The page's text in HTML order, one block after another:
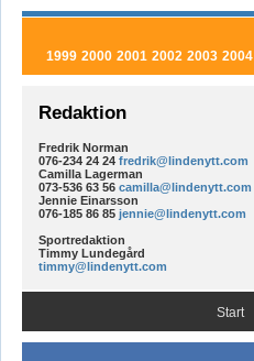
1999 2000 2001 2002 2003 2004
Redaktion
Fredrik Norman
076-234 24 24 fredrik@lindenytt.com
Camilla Lagerman
073-536 63 56 camilla@lindenytt.com
Jennie Einarsson
076-185 86 85 jennie@lindenytt.com
Sportredaktion
Timmy Lundegård
timmy@lindenytt.com
Start